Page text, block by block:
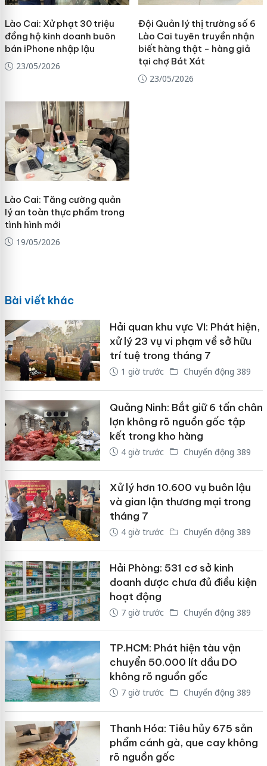
Lào Cai: Xử phạt 30 triệu
đồng hộ kinh doanh buôn
bán iPhone nhập lậu
23/05/2026
Đội Quản lý thị trường số 6
Lào Cai tuyên truyền nhận
biết hàng thật - hàng giả
tại chợ Bát Xát
23/05/2026
Lào Cai: Tăng cường quản
lý an toàn thực phẩm trong
tình hình mới
19/05/2026
Bài viết khác
Hải quan khu vực VI: Phát hiện,
xử lý 23 vụ vi phạm về sở hữu
trí tuệ trong tháng 7
1 giờ trước Chuyển động 389
Quảng Ninh: Bắt giữ 6 tấn chân
lợn không rõ nguồn gốc tập
kết trong kho hàng
4 giờ trước Chuyển động 389
Xử lý hơn 10.600 vụ buôn lậu
và gian lận thương mại trong
tháng 7
4 giờ trước Chuyển động 389
Hải Phòng: 531 cơ sở kinh
doanh dược chưa đủ điều kiện
hoạt động
7 giờ trước Chuyển động 389
TP.HCM: Phát hiện tàu vận
chuyển 50.000 lít dầu DO
không rõ nguồn gốc
7 giờ trước Chuyển động 389
Thanh Hóa: Tiêu hủy 675 sản
phẩm cánh gà, que cay không
rõ nguồn gốc